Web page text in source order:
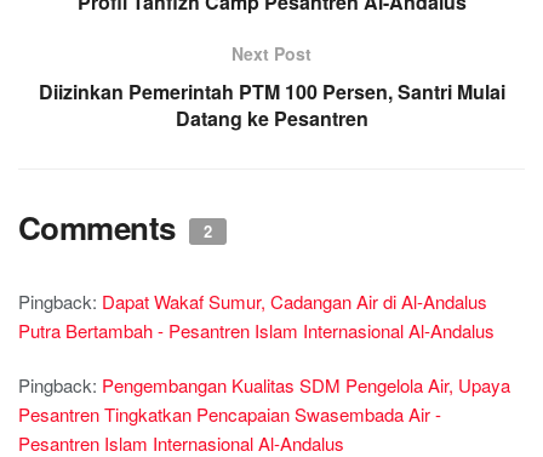
Next Post
Diizinkan Pemerintah PTM 100 Persen, Santri Mulai
Datang ke Pesantren
Comments 2
Pingback: Dapat Wakaf Sumur, Cadangan Air di Al-Andalus
Putra Bertambah - Pesantren Islam Internasional Al-Andalus
Pingback: Pengembangan Kualitas SDM Pengelola Air, Upaya
Pesantren Tingkatkan Pencapaian Swasembada Air -
Pesantren Islam Internasional Al-Andalus